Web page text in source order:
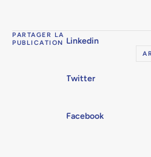
PARTAGER LA
PUBLICATION Linkedin
Twitter
Facebook